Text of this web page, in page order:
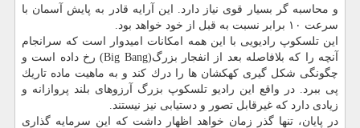
و محاسبه گر بسیار قوی نیاز دارد. این آرایه قادر به پایش آسمان با
سرعت ۱۰ برابر نسبت به قبل از خود خواهد بود.
این تلسكوپ رادیویی با این همه امكانات امیدوار است كه سرانجام
آنچه را كه بلافاصله بعد از انفجار بزرگ(Big Bang) رخ داده است و
چگونگی شكل گیری كهكشان ها را درك كند و به ماهیت ماده تاریك
پی ببرد. در واقع این رادیو تلسكوپ بزرگ آرزوهای بلند پروازانه و
زیادی دارد كه غیرقابل تصور و دستیابی نیز نیستند.
در پایان، تنها گذر زمان خواهد اظهار داشت كه این سرمایه گذاری